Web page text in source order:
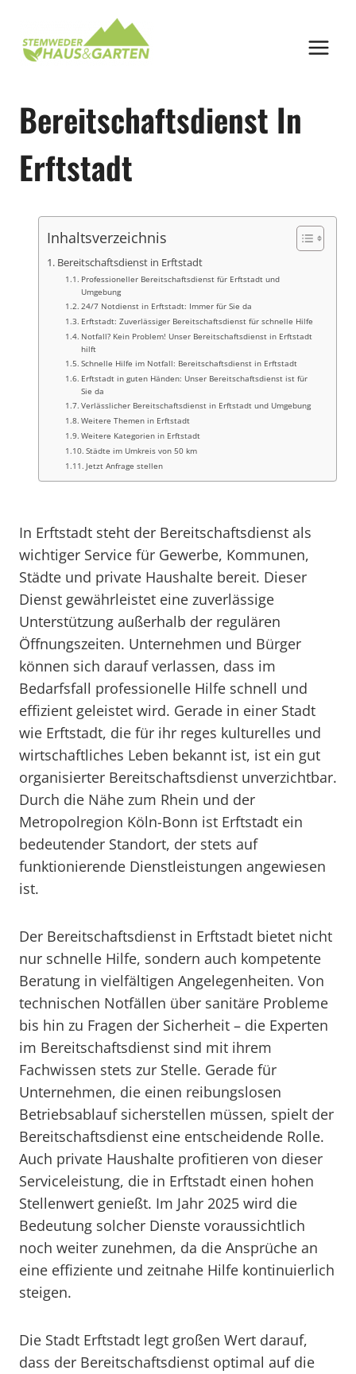
springen
Bereitschaftsdienst In
Erftstadt
Inhaltsverzeichnis
Bereitschaftsdienst in Erftstadt
Professioneller Bereitschaftsdienst für Erftstadt und
Umgebung
24/7 Notdienst in Erftstadt: Immer für Sie da
Erftstadt: Zuverlässiger Bereitschaftsdienst für schnelle Hilfe
Notfall? Kein Problem! Unser Bereitschaftsdienst in Erftstadt
hilft
Schnelle Hilfe im Notfall: Bereitschaftsdienst in Erftstadt
Erftstadt in guten Händen: Unser Bereitschaftsdienst ist für
Sie da
Verlässlicher Bereitschaftsdienst in Erftstadt und Umgebung
Weitere Themen in Erftstadt
Weitere Kategorien in Erftstadt
Städte im Umkreis von 50 km
Jetzt Anfrage stellen
In Erftstadt steht der Bereitschaftsdienst als
wichtiger Service für Gewerbe, Kommunen,
Städte und private Haushalte bereit. Dieser
Dienst gewährleistet eine zuverlässige
Unterstützung außerhalb der regulären
Öffnungszeiten. Unternehmen und Bürger
können sich darauf verlassen, dass im
Bedarfsfall professionelle Hilfe schnell und
effizient geleistet wird. Gerade in einer Stadt
wie Erftstadt, die für ihr reges kulturelles und
wirtschaftliches Leben bekannt ist, ist ein gut
organisierter Bereitschaftsdienst unverzichtbar.
Durch die Nähe zum Rhein und der
Metropolregion Köln-Bonn ist Erftstadt ein
bedeutender Standort, der stets auf
funktionierende Dienstleistungen angewiesen
ist.
Der Bereitschaftsdienst in Erftstadt bietet nicht
nur schnelle Hilfe, sondern auch kompetente
Beratung in vielfältigen Angelegenheiten. Von
technischen Notfällen über sanitäre Probleme
bis hin zu Fragen der Sicherheit – die Experten
im Bereitschaftsdienst sind mit ihrem
Fachwissen stets zur Stelle. Gerade für
Unternehmen, die einen reibungslosen
Betriebsablauf sicherstellen müssen, spielt der
Bereitschaftsdienst eine entscheidende Rolle.
Auch private Haushalte profitieren von dieser
Serviceleistung, die in Erftstadt einen hohen
Stellenwert genießt. Im Jahr 2025 wird die
Bedeutung solcher Dienste voraussichtlich
noch weiter zunehmen, da die Ansprüche an
eine effiziente und zeitnahe Hilfe kontinuierlich
steigen.
Die Stadt Erftstadt legt großen Wert darauf,
dass der Bereitschaftsdienst optimal auf die